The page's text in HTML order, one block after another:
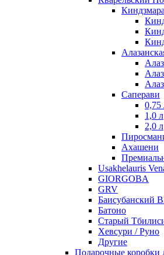
Саперави
0,75
1,0 л
2,0 л
Ахашени
Usakhelauris
GIORGOBA
GRV
Баисубанский
Батоно
Старый
Хевсури / Руно
Другие
Подарочные коробки